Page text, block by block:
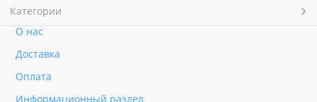
Категории
О нас
Доставка
Оплата
Информационный раздел